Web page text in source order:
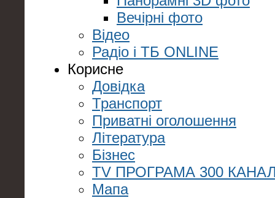
Вечірні фото
Відео
Радіо і ТБ ONLINE
Корисне
Довідка
Транспорт
Приватні оголошення
Література
Бізнес
TV ПРОГРАМА 300
Мапа